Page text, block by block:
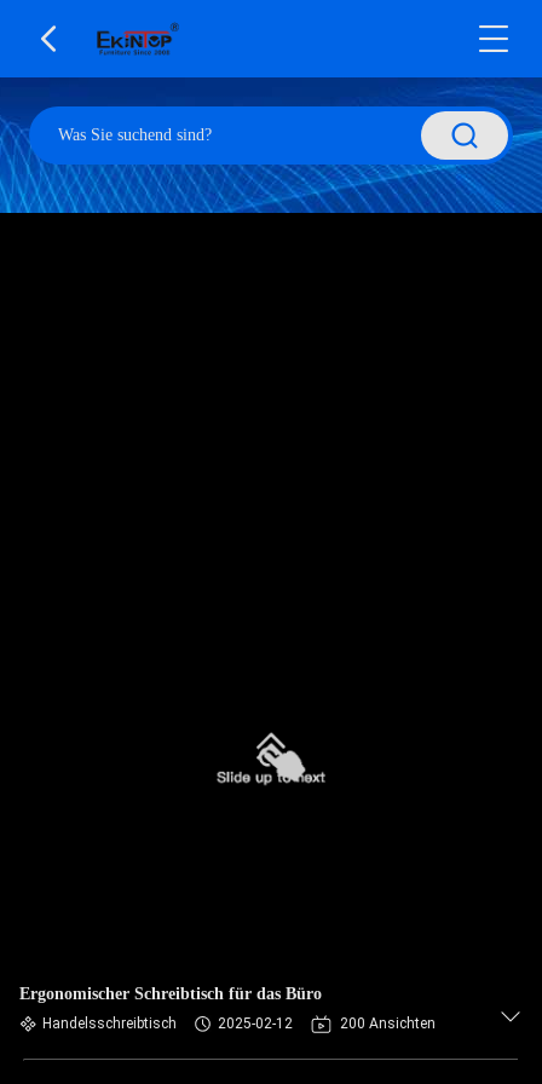
Ergonomischer Schreibtisch für das Büro
Handelsschreibtisch 2025-02-12 200 Ansichten